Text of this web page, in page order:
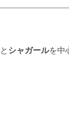
と シャガールを中